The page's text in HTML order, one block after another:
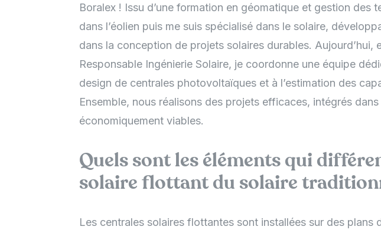
Boralex ! Issu d’une formation en géomatique et gestion des
dans l’éolien puis me suis spécialisé dans le solaire,
dans la conception de projets solaires durables. Aujourd’hui,
Responsable Ingénierie Solaire, je coordonne une équipe
design de centrales photovoltaïques et à l’estimation des
Ensemble, nous réalisons des projets efficaces, intégrés
économiquement viables.
Quels sont les éléments qui
solaire flottant du solaire
Les centrales solaires flottantes sont installées sur des plans